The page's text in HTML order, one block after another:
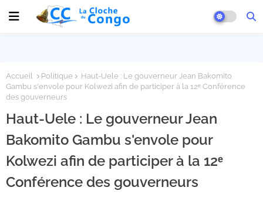
Accueil Politique
Haut-Uele : Le gouverneur Jean Bakomito
Gambu s'envole pour Kolwezi afin de participer à la 12ᵉ Conférence
des gouverneurs
Haut-Uele : Le gouverneur Jean
Bakomito Gambu s'envole pour
Kolwezi afin de participer à la 12ᵉ
Conférence des gouverneurs